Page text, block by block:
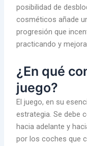
posibilidad de
cosméticos añade
progresión que
practicando y
¿En qué
juego?
El juego, en su
estrategia. Se debe
hacia adelante y
por los coches que